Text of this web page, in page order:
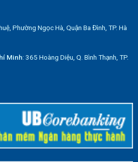
Phường Ngọc Hà, Quận Ba Đình, TP. Hà
Minh: 365 Hoàng Diệu, Q. Bình Thạnh, TP.